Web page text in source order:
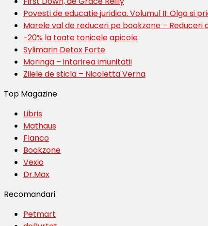
Povesti de educatie juridica. Volumul II: Olga si
Marele val de reduceri pe bookzone – Reduceri
-20% la toate tonicele apicole
Sylimarin Detox Forte
Moringa – intarirea imunitatii
Zilele de sticla – Nicoletta Verna
Top Magazine
Libris
Mathaus
Flanco
Bookzone
Vexio
Dr.Max
Recomandari
Petmart